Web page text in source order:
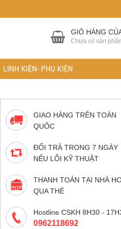
GIỎ HÀNG
Chưa có sản
LINH KIỆN- PHỤ KIỆN
GIAO HÀNG TRÊN TOÀN
QUỐC
ĐỔI TRẢ TRONG 7 NGÀY
NẾU LỖI KỸ THUẬT
THANH TOÁN TẠI NHÀ
QUA THẺ
Hostline CSKH 8H30 -
0962118692